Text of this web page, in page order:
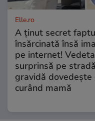
Elle.ro
A ținut secret
însărcinată însă
pe internet!
surprinsă pe
gravidă dovedește
curând mamă